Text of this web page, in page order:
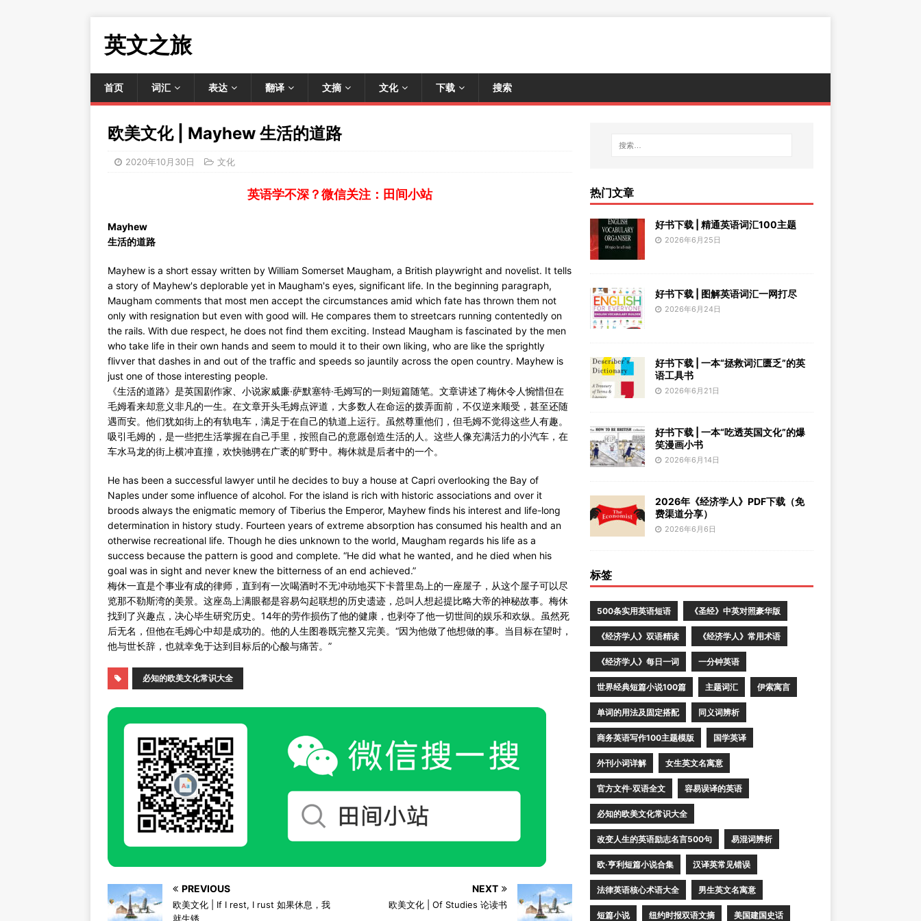
英文之旅
首页 词汇 表达 翻译 文摘 文化 下载 搜索
欧美文化 | Mayhew 生活的道路
2020年10月30日 文化
英语学不深？微信关注：田间小站
Mayhew
生活的道路
Mayhew is a short essay written by William Somerset Maugham, a British playwright and novelist. It tells
a story of Mayhew's deplorable yet in Maugham's eyes, significant life. In the beginning paragraph,
Maugham comments that most men accept the circumstances amid which fate has thrown them not
only with resignation but even with good will. He compares them to streetcars running contentedly on
the rails. With due respect, he does not find them exciting. Instead Maugham is fascinated by the men
who take life in their own hands and seem to mould it to their own liking, who are like the sprightly
flivver that dashes in and out of the traffic and speeds so jauntily across the open country. Mayhew is
just one of those interesting people.
《生活的道路》是英国剧作家、小说家威廉·萨默塞特·毛姆写的一则短篇随笔。文章讲述了梅休令人惋惜但在
毛姆看来却意义非凡的一生。在文章开头毛姆点评道，大多数人在命运的拨弄面前，不仅逆来顺受，甚至还随
遇而安。他们犹如街上的有轨电车，满足于在自己的轨道上运行。虽然尊重他们，但毛姆不觉得这些人有趣。
吸引毛姆的，是一些把生活掌握在自己手里，按照自己的意愿创造生活的人。这些人像充满活力的小汽车，在
车水马龙的街上横冲直撞，欢快驰骋在广袤的旷野中。梅休就是后者中的一个。
He has been a successful lawyer until he decides to buy a house at Capri overlooking the Bay of
Naples under some influence of alcohol. For the island is rich with historic associations and over it
broods always the enigmatic memory of Tiberius the Emperor, Mayhew finds his interest and life-long
determination in history study. Fourteen years of extreme absorption has consumed his health and an
otherwise recreational life. Though he dies unknown to the world, Maugham regards his life as a
success because the pattern is good and complete. “He did what he wanted, and he died when his
goal was in sight and never knew the bitterness of an end achieved.”
梅休一直是个事业有成的律师，直到有一次喝酒时不无冲动地买下卡普里岛上的一座屋子，从这个屋子可以尽
览那不勒斯湾的美景。这座岛上满眼都是容易勾起联想的历史遗迹，总叫人想起提比略大帝的神秘故事。梅休
找到了兴趣点，决心毕生研究历史。14年的劳作损伤了他的健康，也剥夺了他一切世间的娱乐和欢纵。虽然死
后无名，但他在毛姆心中却是成功的。他的人生图卷既完整又完美。“因为他做了他想做的事。当目标在望时，
他与世长辞，也就幸免于达到目标后的心酸与痛苦。”
必知的欧美文化常识大全
PREVIOUS
欧美文化 | If I rest, I rust 如果休息，我
就生锈
NEXT
欧美文化 | Of Studies 论读书
热门文章
好书下载 | 精通英语词汇100主题
2026年6月25日
好书下载 | 图解英语词汇一网打尽
2026年6月24日
好书下载 | 一本“拯救词汇匮乏”的英
语工具书
2026年6月21日
好书下载 | 一本“吃透英国文化”的爆
笑漫画小书
2026年6月14日
2026年《经济学人》PDF下载（免
费渠道分享）
2026年6月6日
标签
500条实用英语短语 《圣经》中英对照豪华版
《经济学人》双语精读 《经济学人》常用术语
《经济学人》每日一词 一分钟英语
世界经典短篇小说100篇 主题词汇 伊索寓言
单词的用法及固定搭配 同义词辨析
商务英语写作100主题模版 国学英译
外刊小词详解 女生英文名寓意
官方文件·双语全文 容易误译的英语
必知的欧美文化常识大全
改变人生的英语励志名言500句 易混词辨析
欧·亨利短篇小说合集 汉译英常见错误
法律英语核心术语大全 男生英文名寓意
短篇小说 纽约时报双语文摘 美国建国史话